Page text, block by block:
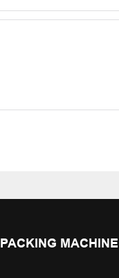
PACKING MACHINE